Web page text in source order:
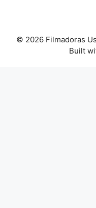
© 2026 Filmadoras
Built